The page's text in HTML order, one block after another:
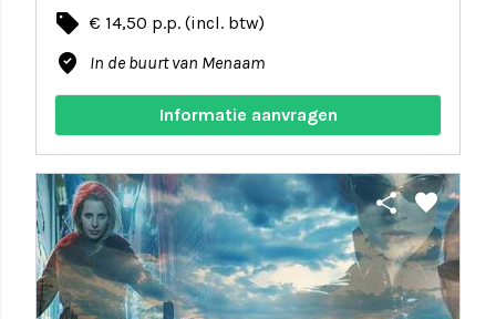
local_offer € 14,50 p.p. (incl. btw)
where_to_vote In de buurt van Menaam
Informatie aanvragen
share favorite